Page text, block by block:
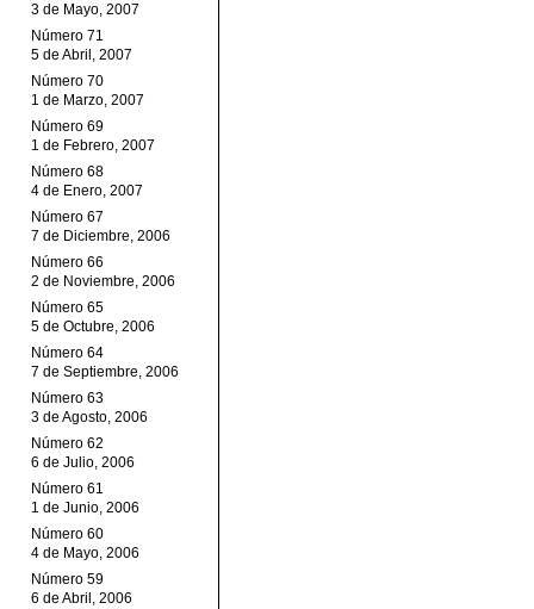
3 de Mayo, 2007
Número 71
5 de Abril, 2007
Número 70
1 de Marzo, 2007
Número 69
1 de Febrero, 2007
Número 68
4 de Enero, 2007
Número 67
7 de Diciembre, 2006
Número 66
2 de Noviembre, 2006
Número 65
5 de Octubre, 2006
Número 64
7 de Septiembre, 2006
Número 63
3 de Agosto, 2006
Número 62
6 de Julio, 2006
Número 61
1 de Junio, 2006
Número 60
4 de Mayo, 2006
Número 59
6 de Abril, 2006